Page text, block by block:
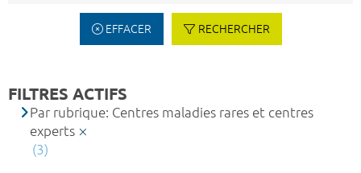
EFFACER RECHERCHER
FILTRES ACTIFS
Par rubrique: Centres maladies rares et centres
experts
(3)